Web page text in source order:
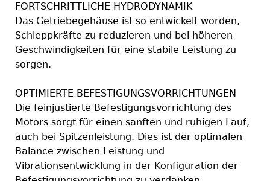
FORTSCHRITTLICHE HYDRODYNAMIK
Das Getriebegehäuse ist so entwickelt worden,
Schleppkräfte zu reduzieren und bei höheren
Geschwindigkeiten für eine stabile Leistung zu
sorgen.
OPTIMIERTE BEFESTIGUNGSVORRICHTUNGEN
Die feinjustierte Befestigungsvorrichtung des
Motors sorgt für einen sanften und ruhigen Lauf,
auch bei Spitzenleistung. Dies ist der optimalen
Balance zwischen Leistung und
Vibrationsentwicklung in der Konfiguration der